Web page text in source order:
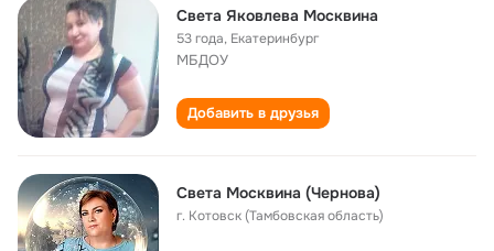
Света Яковлева Москвина
53 года, Екатеринбург
МБДОУ
Добавить в друзья
Света Москвина (Чернова)
г. Котовск (Тамбовская область)